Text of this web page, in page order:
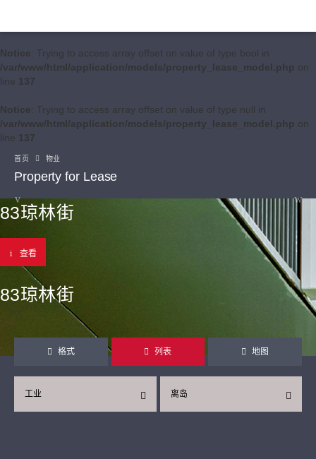
Notice: Trying to access array offset on value of type bool in
/var/www/html/application/models/property_lease_model.php on
line 137
Notice: Trying to access array offset on value of type null in
/var/www/html/application/models/property_lease_model.php on
line 137
首页 物业
Property for Lease
83琼林街
查看
83琼林街
格式 列表 地图
离岛
工业